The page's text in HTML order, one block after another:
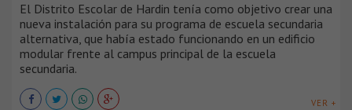
El Distrito Escolar de Hardin tenía como objetivo crear una
nueva instalación para su programa de escuela secundaria
alternativa, que había estado funcionando en un edificio
modular frente al campus principal de la escuela
secundaria.
VER +